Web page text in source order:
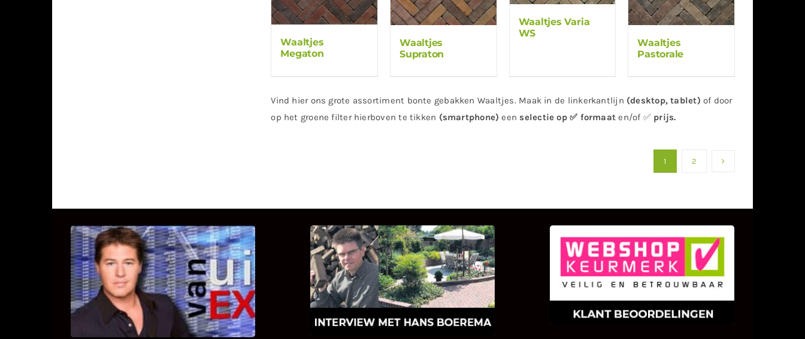
Waaltjes
Megaton
Waaltjes
Supraton
Waaltjes Varia
WS
Waaltjes
Pastorale
Vind hier ons grote assortiment bonte gebakken Waaltjes. Maak in de linkerkantlijn (desktop, tablet) of door
op het groene filter hierboven te tikken (smartphone) een selectie op ✅ formaat en/of ✅prijs.
1 2
UITSTEL VAN EXECUTIE
Bekijk hier de fragmenten van de
deelname van Bricks and Stones aan
dit programma.
INTERVIEW MET HANS
BOEREMA
Hoe Bricks and Stones ontstaan is en
wat Hans Boerema motiveert in de
wereld van klinkers en tegels!
KLANT BEOORDELINGEN
We zijn er zeer op gesteld om te
weten wat u als klant van ons en
onze diensten vindt.